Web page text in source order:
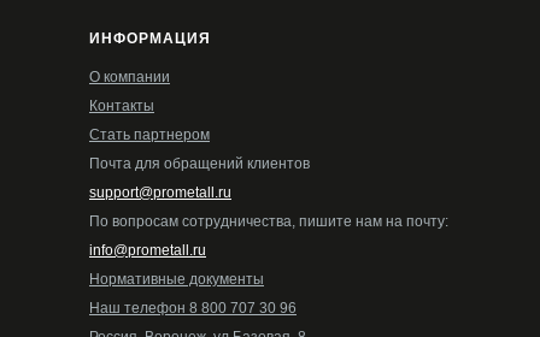
ИНФОРМАЦИЯ
О компании
Контакты
Стать партнером
Почта для обращений клиентов
support@prometall.ru
По вопросам сотрудничества, пишите нам на почту:
info@prometall.ru
Нормативные документы
Наш телефон 8 800 707 30 96